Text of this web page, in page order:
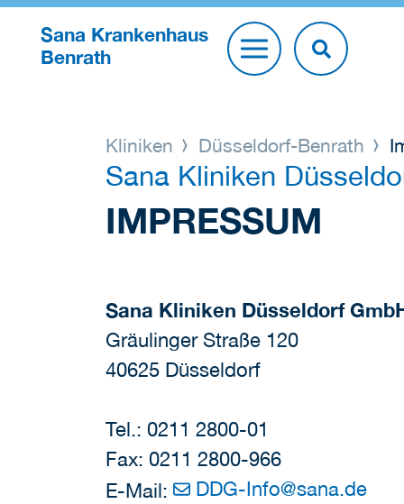
Sana Krankenhaus
Benrath
Kliniken Düsseldorf-Benrath
Sana Kliniken
IMPRESSUM
Sana Kliniken Düsseldorf
Gräulinger Straße 120
40625 Düsseldorf
Tel.: 0211 2800-01
Fax: 0211 2800-966
E-Mail:
DDG-Info@sana.de